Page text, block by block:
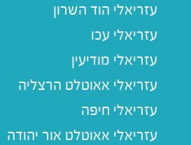
עזריאלי הוד השרון
עזריאלי עכו
עזריאלי מודיעין
עזריאלי אאוטלט הרצליה
עזריאלי חיפה
עזריאלי אאוטלט אור יהודה